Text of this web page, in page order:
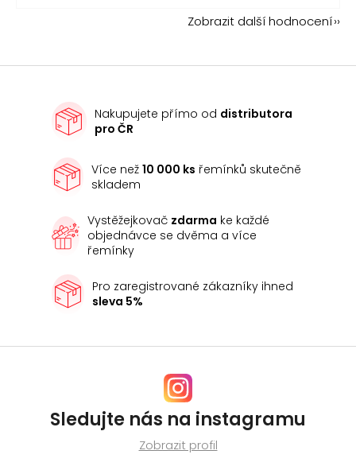
Zobrazit další hodnocení
Nakupujete přímo od distributora
pro ČR
Více než10 000 ks řemínků skutečně
skladem
Vystěžejkovač zdarma ke každé
objednávce se dvěma a více
řemínky
Pro zaregistrované zákazníky ihned
sleva 5%
Sledujte nás na instagramu
Zobrazit profil